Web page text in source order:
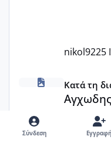
nikol9225
Αγχωδης διαταραχή
Κατά τη
Σύνδεση Εγγραφή